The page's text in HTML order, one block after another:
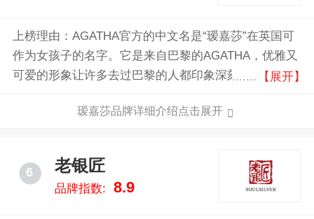
上榜理由：AGATHA官方的中文名是“瑷嘉莎”在英国可
作为女孩子的名字。它是来自巴黎的AGATHA，优雅又
可爱的形象让许多去过巴黎的人都印象深刻。AGATHA
30多年历史的饰品品牌。AGATHA的品牌其中一个系列
LOGO其实是AGATHA，也是其品牌名字。
【展开】
瑷嘉莎品牌详细介绍点击展开
6 老银匠
品牌指数: 8.9